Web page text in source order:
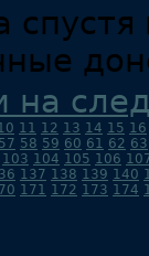
на
11 12 13 14 15 16
57 58 59 60 61 62 63
103 104 105 106
137 138 139 140
171 172 173 174